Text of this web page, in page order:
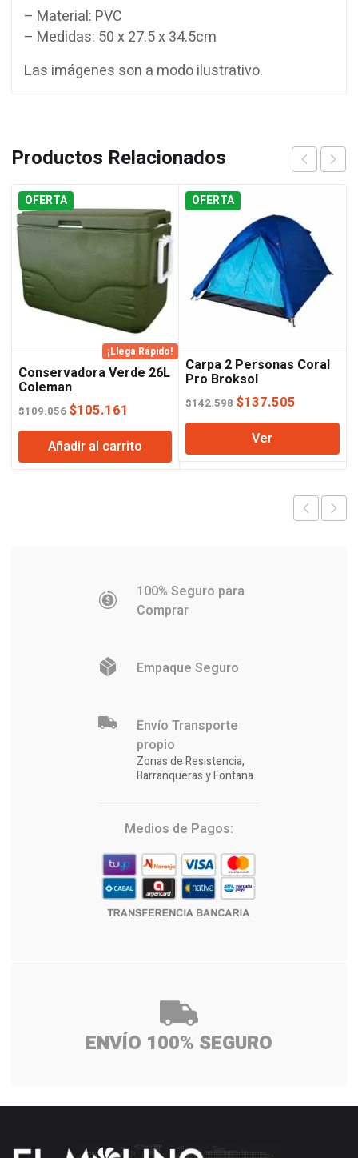
– Material: PVC
– Medidas: 50 x 27.5 x 34.5cm
Las imágenes son a modo ilustrativo.
Productos Relacionados
OFERTA
¡Llega Rápido!
Conservadora Verde 26L
Coleman
$109.056 El
precio
original
era:
$105.161
precio
actual
es:
Añadir al carrito
OFERTA
Carpa 2 Personas Coral
Pro Broksol
$142.598El
precio
original
era:
$137.505
precio
es:
Ver
100% Seguro para
Comprar
Empaque Seguro
Envío Transporte
propio
Zonas de Resistencia,
Barranqueras y Fontana.
Medios de Pagos:
ENVÍO 100% SEGURO